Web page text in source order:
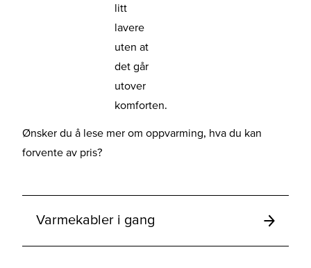
litt
lavere
uten at
det går
utover
komforten.
Ønsker du å lese mer om oppvarming, hva du kan
forvente av pris?
Varmekabler i gang